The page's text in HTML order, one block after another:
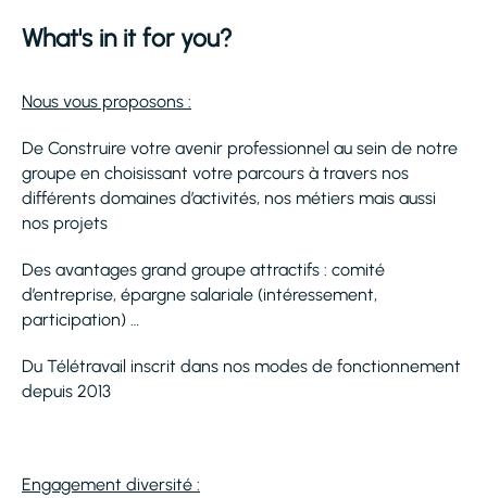
What's in it for you?
Nous vous proposons :
De Construire votre avenir professionnel au sein de notre
groupe en choisissant votre parcours à travers nos
différents domaines d’activités, nos métiers mais aussi
nos projets
Des avantages grand groupe attractifs : comité
d’entreprise, épargne salariale (intéressement,
participation) …
Du Télétravail inscrit dans nos modes de fonctionnement
depuis 2013
Engagement diversité :